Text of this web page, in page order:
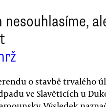
nesouhlasíme,
o stavbě trvalého
ve Slavěticích u